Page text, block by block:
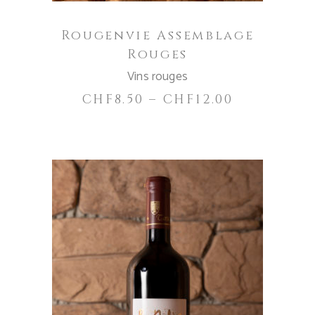
scelte
nella
pagina
del
Rougenvie Assemblage
Rouges
Vins rouges
CHF8.50 – CHF 12.00
Questo